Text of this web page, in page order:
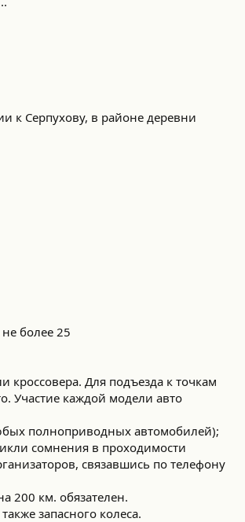
к Серпухову, в районе деревни
более 25
Для подъезда к точкам
Участие каждой модели авто
полноприводных автомобилей);
сомнения в проходимости
связавшись по телефону
200 км. обязателен.
запасного колеса.